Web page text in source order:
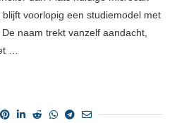
voorlopig een studiemodel met
naam trekt vanzelf aandacht,
…